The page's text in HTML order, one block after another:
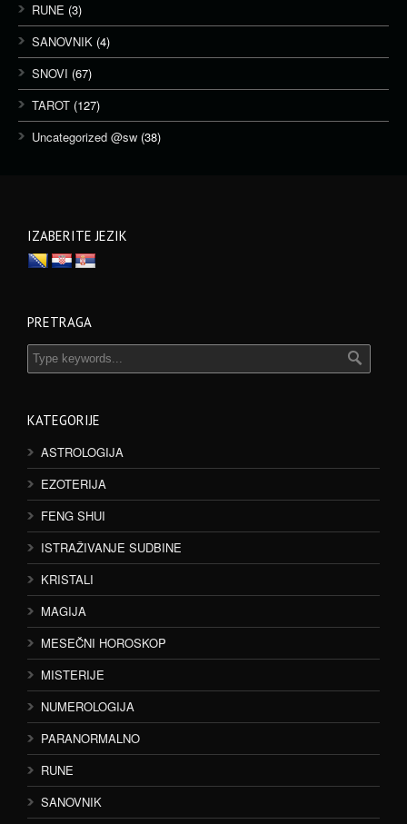
RUNE (3)
SANOVNIK (4)
SNOVI (67)
TAROT (127)
Uncategorized @sw (38)
IZABERITE JEZIK
PRETRAGA
KATEGORIJE
ASTROLOGIJA
EZOTERIJA
FENG SHUI
ISTRAŽIVANJE SUDBINE
KRISTALI
MAGIJA
MESEČNI HOROSKOP
MISTERIJE
NUMEROLOGIJA
PARANORMALNO
RUNE
SANOVNIK